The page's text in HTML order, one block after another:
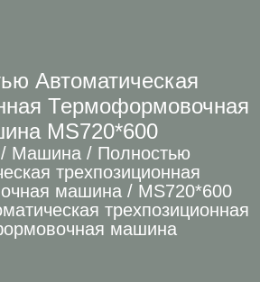
Автоматическая
Термоформовочная
MS720*600
/ Машина/ Полностью
трехпозиционная
машина / MS720*600
трехпозиционная
машина